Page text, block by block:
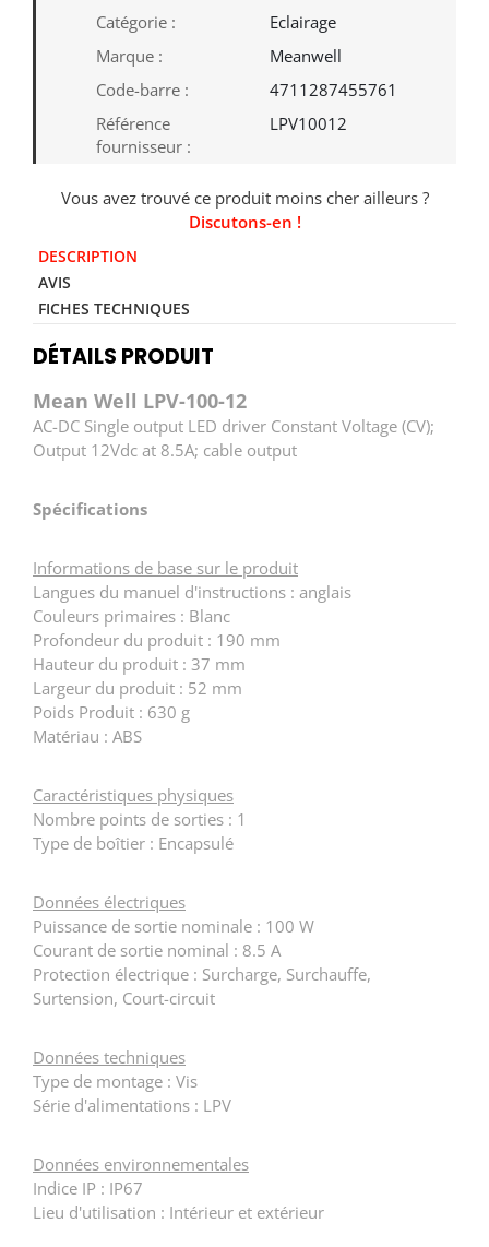
Catégorie :
Eclairage
Marque :
Meanwell
Code-barre :
4711287455761
Référence
fournisseur :
LPV10012
Vous avez trouvé ce produit moins cher ailleurs ?
Discutons-en !
DESCRIPTION
AVIS
FICHES TECHNIQUES
DÉTAILS PRODUIT
Mean Well LPV-100-12
AC-DC Single output LED driver Constant Voltage (CV);
Output 12Vdc at 8.5A; cable output
Spécifications
Informations de base sur le produit
Langues du manuel d'instructions : anglais
Couleurs primaires : Blanc
Profondeur du produit : 190 mm
Hauteur du produit : 37 mm
Largeur du produit : 52 mm
Poids Produit : 630 g
Matériau : ABS
Caractéristiques physiques
Nombre points de sorties : 1
Type de boîtier : Encapsulé
Données électriques
Puissance de sortie nominale : 100 W
Courant de sortie nominal : 8.5 A
Protection électrique : Surcharge, Surchauffe,
Surtension, Court-circuit
Données techniques
Type de montage : Vis
Série d'alimentations : LPV
Données environnementales
Indice IP : IP67
Lieu d'utilisation : Intérieur et extérieur